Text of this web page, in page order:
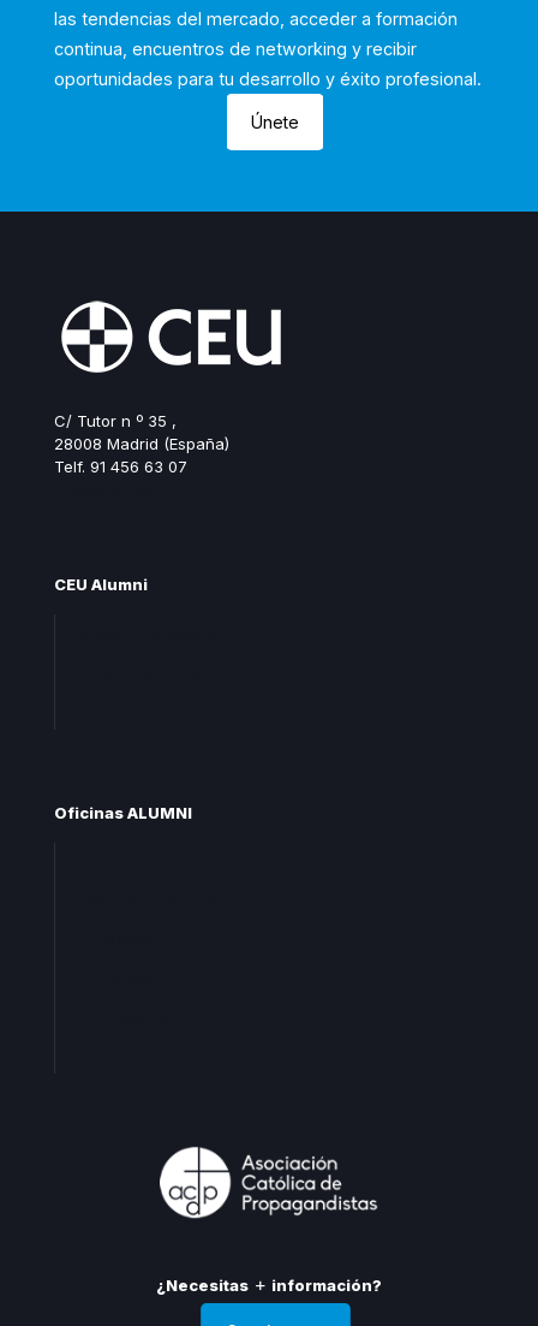
las tendencias del mercado, acceder a formación
continua, encuentros de networking y recibir
oportunidades para tu desarrollo y éxito profesional.
Únete
C/ Tutor n º 35 ,
28008 Madrid (España)
Telf. 91 456 63 07
CEU Alumni
Oficinas ALUMNI
¿Necesitas información?